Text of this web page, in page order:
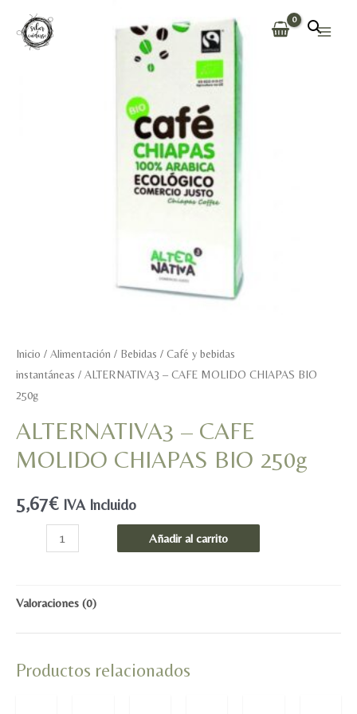
contenido
Inicio / Alimentación / Bebidas / Café y bebidas
instantáneas / ALTERNATIVA3 – CAFE MOLIDO CHIAPAS BIO
250g
ALTERNATIVA3 – CAFE
MOLIDO CHIAPAS BIO 250g
5,67€ IVA Incluido
ALTERNATIVA3
MOLIDO
250g
Añadir al carrito
Valoraciones (0)
Productos relacionados